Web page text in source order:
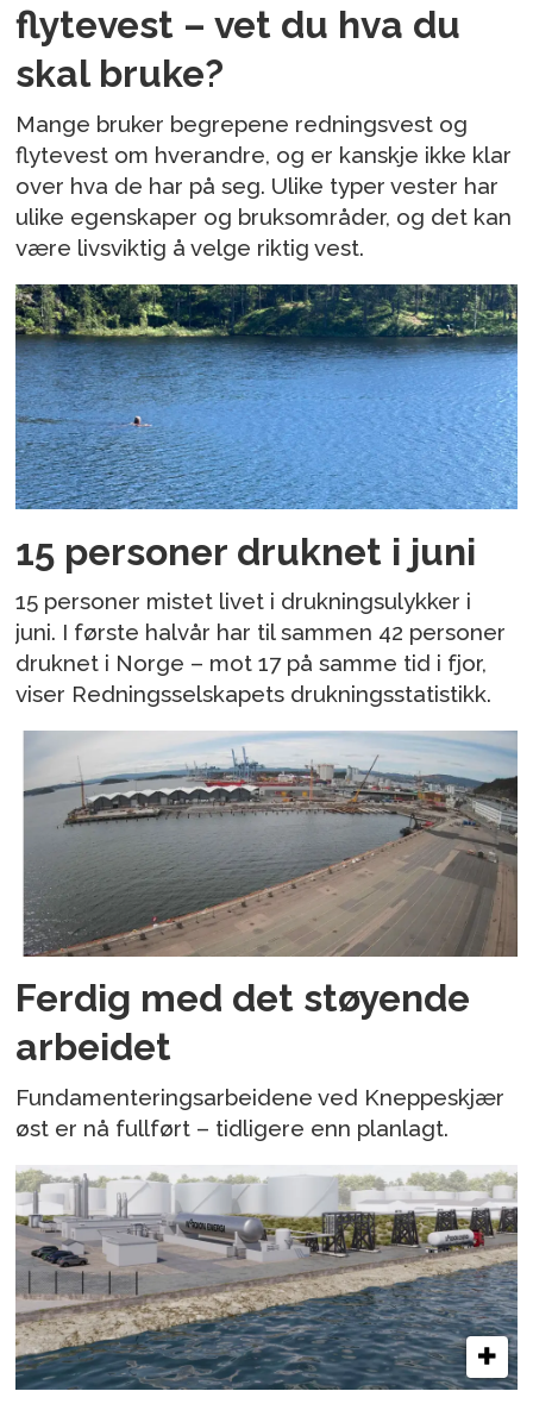
flytevest – vet du hva du
skal bruke?
Mange bruker begrepene redningsvest og
flytevest om hverandre, og er kanskje ikke klar
over hva de har på seg. Ulike typer vester har
ulike egenskaper og bruksområder, og det kan
være livsviktig å velge riktig vest.
15 personer druknet i juni
15 personer mistet livet i drukningsulykker i
juni. I første halvår har til sammen 42 personer
druknet i Norge – mot 17 på samme tid i fjor,
viser Redningsselskapets drukningsstatistikk.
Ferdig med det støyende
arbeidet
Fundamenteringsarbeidene ved Kneppeskjær
øst er nå fullført – tidligere enn planlagt.